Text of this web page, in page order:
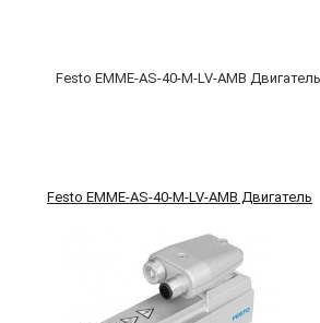
Festo EMME-AS-40-M-LV-AMB Двигатель